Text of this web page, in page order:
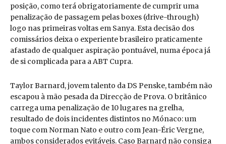
posição, como terá obrigatoriamente de cumprir uma
penalização de passagem pelas boxes (drive-through)
logo nas primeiras voltas em Sanya. Esta decisão dos
comissários deixa o experiente brasileiro praticamente
afastado de qualquer aspiração pontuável, numa época já
de si complicada para a ABT Cupra.
Taylor Barnard, jovem talento da DS Penske, também não
escapou à mão pesada da Direcção de Prova. O britânico
carrega uma penalização de 10 lugares na grelha,
resultado de dois incidentes distintos no Mónaco: um
toque com Norman Nato e outro com Jean-Éric Vergne,
ambos considerados evitáveis. Caso Barnard não consiga